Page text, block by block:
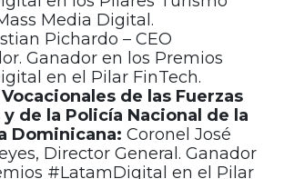
Media Digital.
Pichardo – CEO
Ganador en los Premios
en el Pilar FinTech.
de las Fuerzas
de la Policía Nacional de la
Dominicana: Coronel José
Director General. Ganador
#LatamDigital en el Pilar